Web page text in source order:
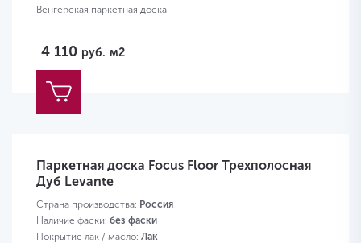
Венгерская паркетная доска
4 110 руб. м2
Паркетная доска Focus Floor Трехполосная
Дуб Levante
Страна производства: Россия
Наличие фаски: без фаски
Покрытие лак / масло: Лак